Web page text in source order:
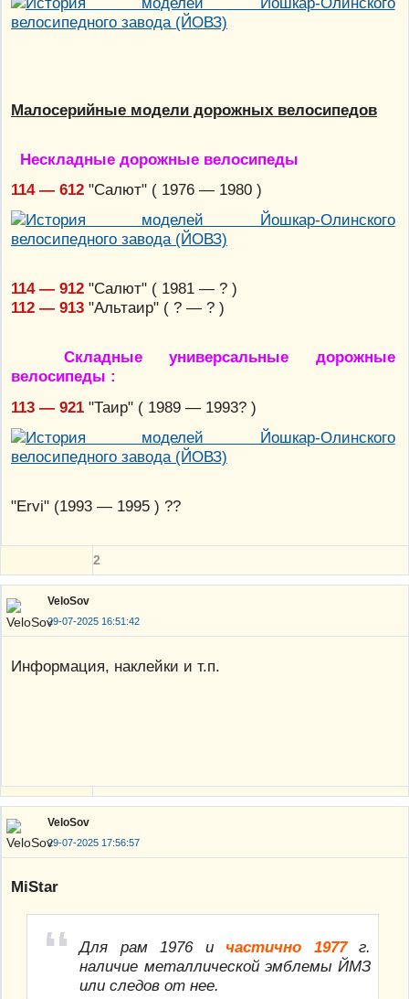
Малосерийные модели дорожных велосипедов
Нескладные дорожные велосипеды
114 — 612 "Салют" ( 1976 — 1980 )
114 — 912 "Салют" ( 1981 — ? )
112 — 913 "Альтаир" ( ? — ? )
Складные универсальные дорожные
велосипеды :
113 — 921 "Таир" ( 1989 — 1993? )
"Ervi" (1993 — 1995 ) ??
2
VeloSov
29-07-2025 16:51:42
Информация, наклейки и т.п.
VeloSov
29-07-2025 17:56:57
MiStar
Для рам 1976 и частично 1977г.
наличие металлической эмблемы ЙМЗ
или следов от нее.